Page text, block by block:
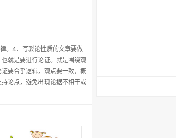
。4．写驳论性质的文章要做
就是要进行论证。就是围绕观
要合乎逻辑，观点要一致，概
论点，避免出现论据不相干或